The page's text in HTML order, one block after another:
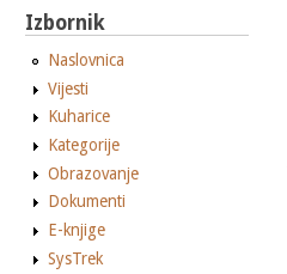
Izbornik
Naslovnica
Vijesti
Kuharice
Kategorije
Obrazovanje
Dokumenti
E-knjige
SysTrek